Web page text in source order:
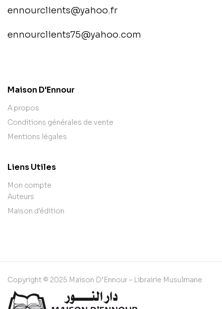
ennourclients@yahoo.fr
ennourclients75@yahoo.com
Maison D'Ennour
A propos
Conditions générales de vente
Mentions légales
Liens Utiles
Mon compte
Auteurs
Maison d'édition
Copyright © 2025 Maison D’Ennour – Librairie Musulmane